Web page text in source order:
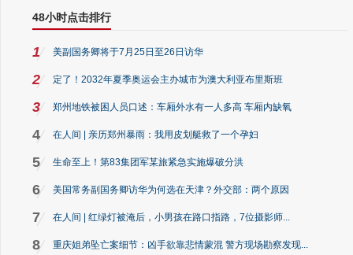
48小时点击排行
1 美副国务卿将于7月25日至26日访华
2 定了！2032年夏季奥运会主办城市为澳大利亚布里斯班
3 郑州地铁被困人员口述：车厢外水有一人多高 车厢内缺氧
4 在人间 | 亲历郑州暴雨：我用皮划艇救了一个孕妇
5 生命至上！第83集团军某旅紧急实施爆破分洪
6 美国常务副国务卿访华为何选在天津？外交部：两个原因
7 在人间 | 红绿灯被淹后，小男孩在路口指路，7位摄影师...
8 重庆姐弟坠亡案细节：凶手欲靠悲情蒙混 警方现场勘察发现...